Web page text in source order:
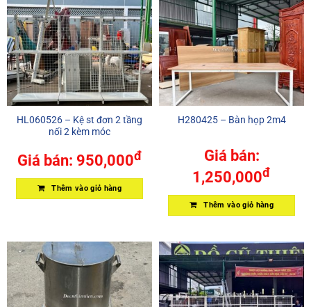
HL060526 – Kệ st đơn 2 tầng
nối 2 kèm móc
Giá bán: 950,000đ
Thêm vào giỏ hàng
H280425 – Bàn họp 2m4
Giá bán:
1,250,000đ
Thêm vào giỏ hàng